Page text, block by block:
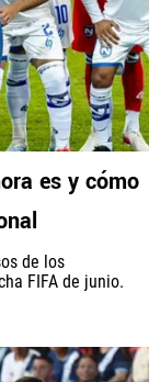
es y cómo
de los
FIFA de junio.